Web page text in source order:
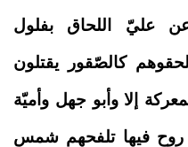
عليّ اللحاق بفلول
كالصّقور يقتلون
إلا وأبو جهل وأميّة
روح فيها تلفحهم شمس